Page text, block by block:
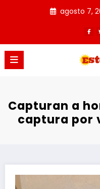
agosto 7,
Capturan a
captura por